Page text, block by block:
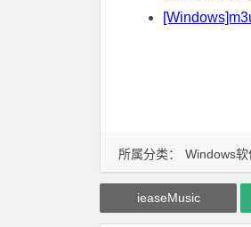
所属分类： Windows软
ieaseMusic